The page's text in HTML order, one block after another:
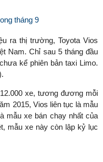
tháng 9
ra thị trường, Toyota Vios
Nam. Chỉ sau 5 tháng đầu
kể phiên bản taxi Limo.
xe, tương đương mỗi
2015, Vios liên tục là mẫu
mẫu xe bán chạy nhất của
mẫu xe này còn lập kỷ lục